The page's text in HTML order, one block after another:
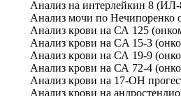
Анализ на интерлейкин 8
Анализ мочи по Нечипоренко
Анализ крови на СА 125
Анализ крови на CA 15-3
Анализ крови на СА 19-9
Анализ крови на СА 72-4
Анализ крови на 17-ОН
Анализ крови на